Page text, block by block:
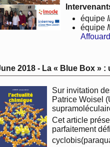
équipe
équipe
Affouard
2018 - La « Blue Box »
Sur invitation
Patrice Woisel
Cet article
parfaitement